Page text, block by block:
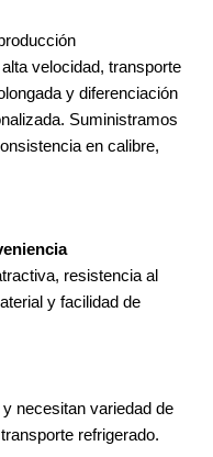
velocidad, transporte
y diferenciación
Suministramos
en calibre,
resistencia al
y facilidad de
necesitan variedad de
refrigerado.